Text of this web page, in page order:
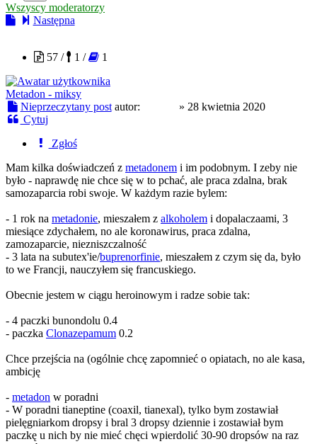
Wszyscy moderatorzy
Następna
57 /
1 / 1
Metadon - miksy
Nieprzeczytany post autor: » 28 kwietnia 2020
Cytuj
Zgłoś
Mam kilka doświadczeń z metadonem i im podobnym. I zeby nie
było - naprawdę nie chce się w to pchać, ale praca zdalna, brak
samozaparcia robi swoje. W każdym razie bylem:
- 1 rok na metadonie, mieszałem z alkoholem i dopalaczaami, 3
miesiące zdychałem, no ale koronawirus, praca zdalna,
zamozaparcie, niezniszczalność
- 3 lata na subutex'ie/buprenorfinie, mieszałem z czym się da, było
to we Francji, nauczyłem się francuskiego.
Obecnie jestem w ciągu heroinowym i radze sobie tak:
- 4 paczki bunondolu 0.4
- paczka Clonazepamum 0.2
Chce przejścia na (ogólnie chcę zapomnieć o opiatach, no ale kasa,
ambicję
- metadon w poradni
- W poradni tianeptine (coaxil, tianexal), tylko bym zostawiał
pielęgniarkom dropsy i bral 3 dropsy dziennie i zostawiał bym
paczkę u nich by nie mieć chęci wpierdolić 30-90 dropsów na raz